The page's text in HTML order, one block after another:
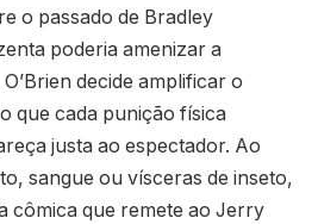
o passado de Bradley
poderia amenizar a
decide amplificar o
que cada punição física
justa ao espectador. Ao
sangue ou vísceras de inseto,
cômica que remete ao Jerry